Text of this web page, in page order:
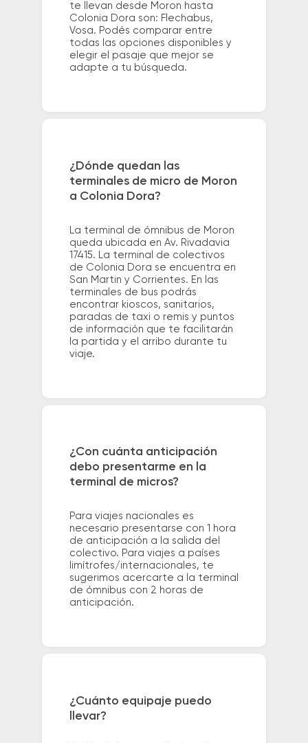
te llevan desde Moron hasta
Colonia Dora son: Flechabus,
Vosa. Podés comparar entre
todas las opciones disponibles y
elegir el pasaje que mejor se
adapte a tu búsqueda.
¿Dónde quedan las
terminales de micro de Moron
a Colonia Dora?
La terminal de ómnibus de Moron
queda ubicada en Av. Rivadavia
17415. La terminal de colectivos
de Colonia Dora se encuentra en
San Martin y Corrientes. En las
terminales de bus podrás
encontrar kioscos, sanitarios,
paradas de taxi o remis y puntos
de información que te facilitarán
la partida y el arribo durante tu
viaje.
¿Con cuánta anticipación
debo presentarme en la
terminal de micros?
Para viajes nacionales es
necesario presentarse con 1 hora
de anticipación a la salida del
colectivo. Para viajes a países
limítrofes/internacionales, te
sugerimos acercarte a la terminal
de ómnibus con 2 horas de
anticipación.
¿Cuánto equipaje puedo
llevar?